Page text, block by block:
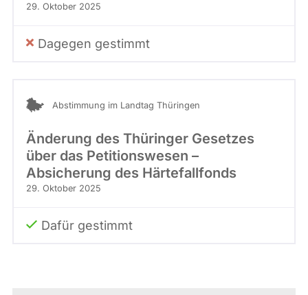
29. Oktober 2025
Dagegen gestimmt
Abstimmung im Landtag Thüringen
Änderung des Thüringer Gesetzes
über das Petitionswesen –
Absicherung des Härtefallfonds
29. Oktober 2025
Dafür gestimmt